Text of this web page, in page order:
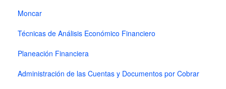
Moncar
Técnicas de Análisis Económico Financiero
Planeación Financiera
Administración de las Cuentas y Documentos por Cobrar